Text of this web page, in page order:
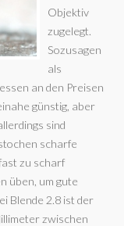
Objektiv
zugelegt.
Sozusagen
als
an den Preisen
günstig, aber
sind
scharfe
zu scharf
üben, um gute
Blende 2.8 ist der
zwischen